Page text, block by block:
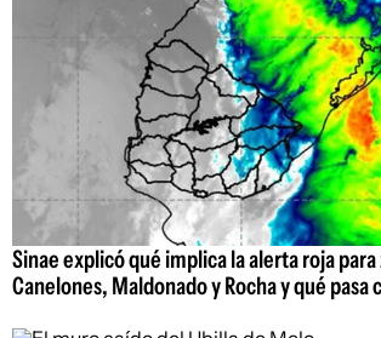
Sinae explicó qué implica la alerta roja
Canelones, Maldonado y Rocha y qué pasa